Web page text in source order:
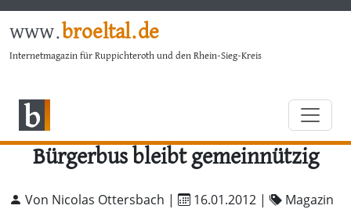
www.broeltal.de
Internetmagazin für Ruppichteroth und den Rhein-Sieg-Kreis
Bürgerbus bleibt gemeinnützig
Von Nicolas Ottersbach | 16.01.2012 | Magazin